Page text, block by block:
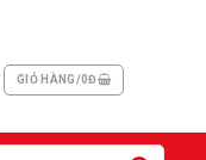
GIỎ HÀNG/0Đ